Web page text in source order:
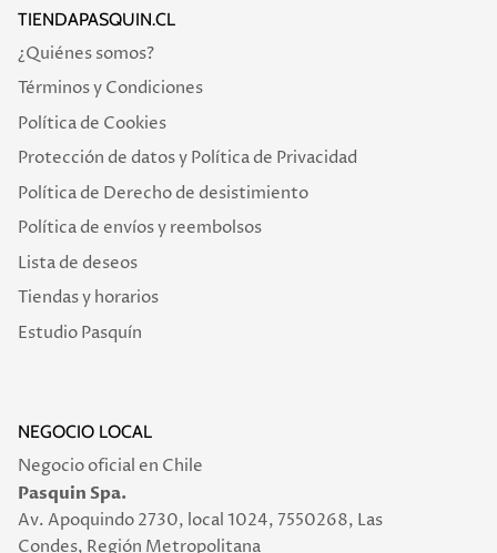
TIENDAPASQUIN.CL
¿Quiénes somos?
Términos y Condiciones
Política de Cookies
Protección de datos y Política de Privacidad
Política de Derecho de desistimiento
Política de envíos y reembolsos
Lista de deseos
Tiendas y horarios
Estudio Pasquín
NEGOCIO LOCAL
Negocio oficial en Chile
Pasquin Spa.
Av. Apoquindo 2730, local 1024, 7550268, Las
Condes, Región Metropolitana